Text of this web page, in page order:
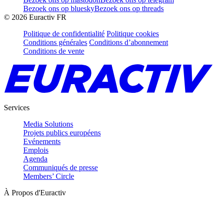
Bezoek ons op blueskyBezoek ons op threads
© 2026 Euractiv FR
Politique de confidentialité Politique cookies
Conditions générales Conditions d’abonnement
Conditions de vente
Services
Media Solutions
Projets publics européens
Evénements
Emplois
Agenda
Communiqués de presse
Members’ Circle
À Propos d'Euractiv